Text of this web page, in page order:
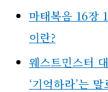
마태복음 16장
이란?
웨스트민스터
‘기억하라’는